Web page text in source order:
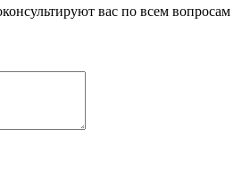
вас по всем вопросам